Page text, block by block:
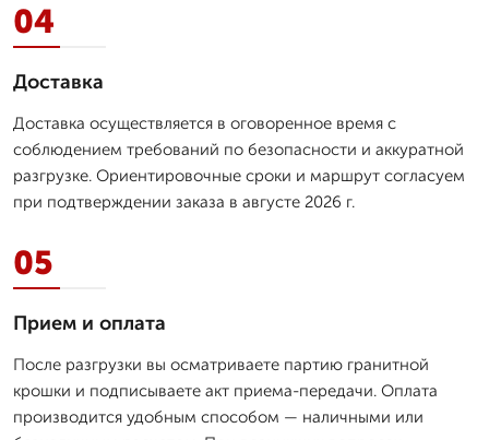
04
Доставка
Доставка осуществляется в оговоренное время с
соблюдением требований по безопасности и аккуратной
разгрузке. Ориентировочные сроки и маршрут согласуем
при подтверждении заказа в августе 2026 г.
05
Прием и оплата
После разгрузки вы осматриваете партию гранитной
крошки и подписываете акт приема-передачи. Оплата
производится удобным способом — наличными или